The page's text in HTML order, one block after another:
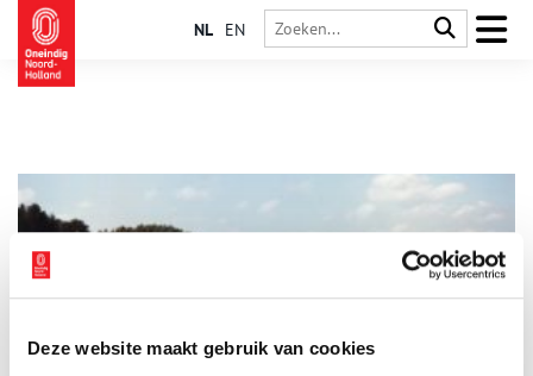
Deze website maakt gebruik van cookies
NL EN